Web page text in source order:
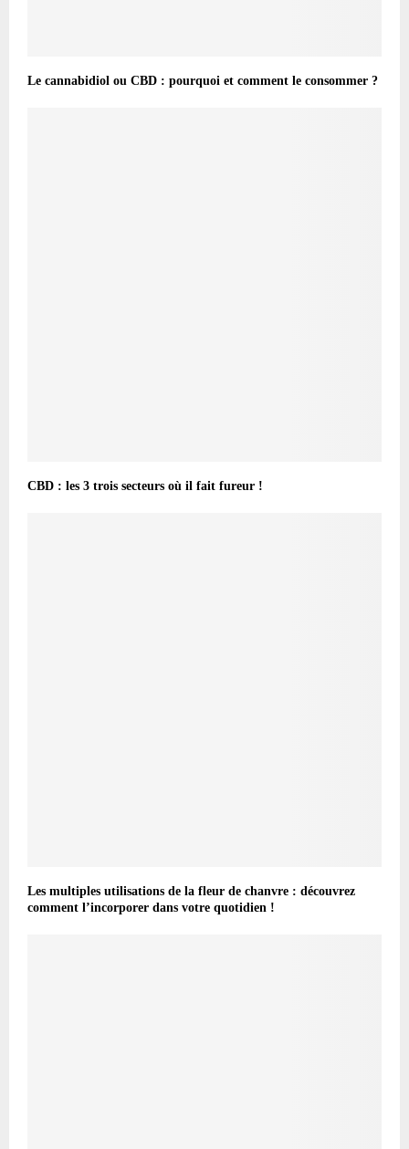
Le cannabidiol ou CBD : pourquoi et comment le consommer ?
CBD : les 3 trois secteurs où il fait fureur !
Les multiples utilisations de la fleur de chanvre : découvrez
comment l’incorporer dans votre quotidien !